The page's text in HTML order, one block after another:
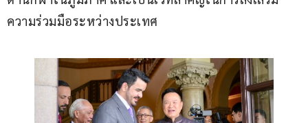
ความร่วมมือระหว่างประเทศ